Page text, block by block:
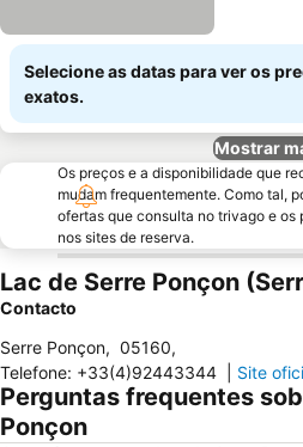
Selecione as datas para ver os
exatos.
Mostrar
Os preços e a disponibilidade que
mudam frequentemente. Como tal,
ofertas que consulta no trivago e os
nos sites de reserva.
Lac de Serre Ponçon
Contacto
Serre Ponçon, 05160,
Telefone: +33(4)92443344 Site
Perguntas frequentes
Ponçon